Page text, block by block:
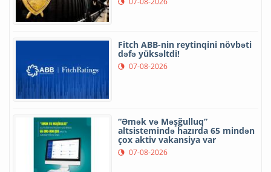
Fitch ABB-nin reytinqini növbəti
dəfə yüksəltdi!
07-08-2026
“Əmək və Məşğulluq”
altsistemində hazırda 65 mindən
çox aktiv vakansiya var
07-08-2026